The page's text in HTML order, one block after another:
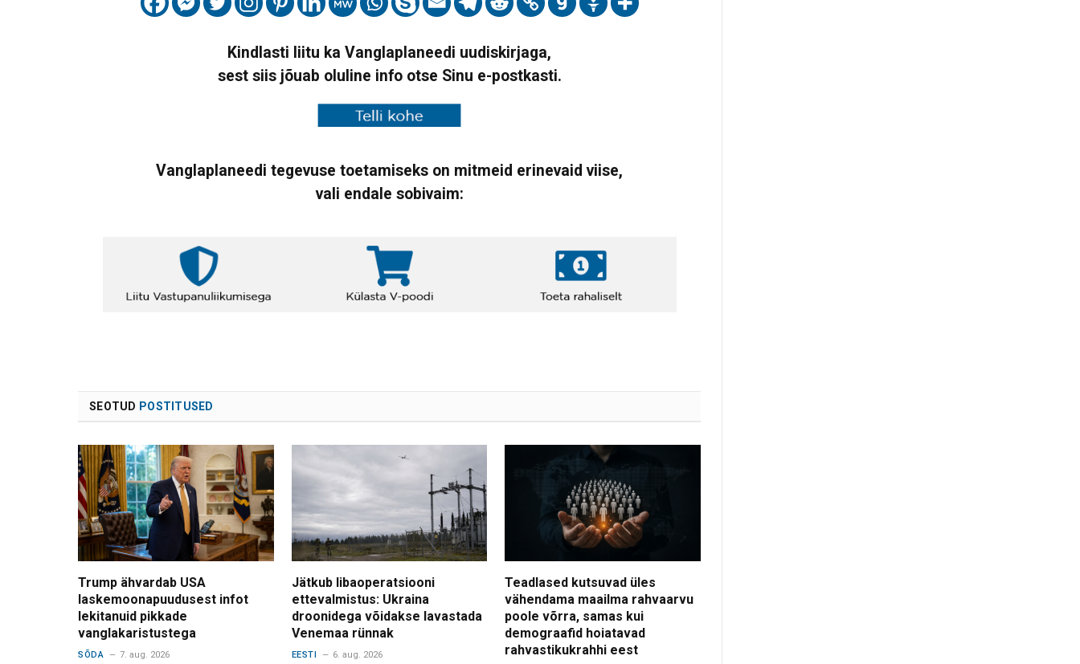
Kindlasti liitu ka Vanglaplaneedi uudiskirjaga,
sest siis jõuab oluline info otse Sinu e-postkasti.
Vanglaplaneedi tegevuse toetamiseks on mitmeid erinevaid viise,
vali endale sobivaim:
SEOTUD POSTITUSED
Trump ähvardab USA
laskemoonapuudusest infot
lekitanuid pikkade
vanglakaristustega
SÕDA 7. aug. 2026
Jätkub libaoperatsiooni
ettevalmistus: Ukraina
droonidega võidakse lavastada
Venemaa rünnak
EESTI 6. aug. 2026
Teadlased kutsuvad üles
vähendama maailma rahvaarvu
poole võrra, samas kui
demograafid hoiatavad
rahvastikukrahhi eest